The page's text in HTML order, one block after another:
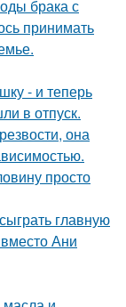
брака с
принимать
- и теперь
в отпуск.
она
просто
главную
Ани